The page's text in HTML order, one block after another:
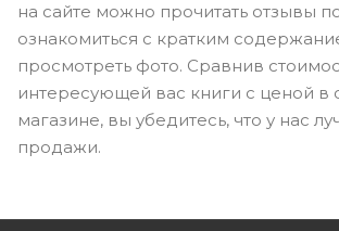
на сайте можно прочитать отзывы
ознакомиться с кратким
просмотреть фото. Сравнив
интересующей вас книги с ценой в
магазине, вы убедитесь, что у нас
продажи.